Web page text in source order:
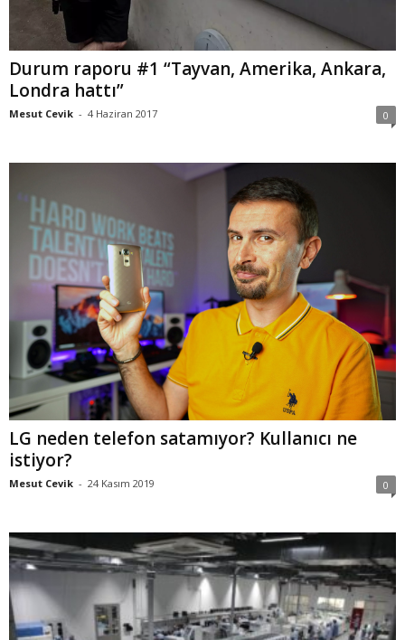
Durum raporu #1 “Tayvan, Amerika, Ankara,
Londra hattı”
Mesut Cevik - 4 Haziran 2017 0
LG neden telefon satamıyor? Kullanıcı ne
istiyor?
Mesut Cevik - 24 Kasım 2019 0